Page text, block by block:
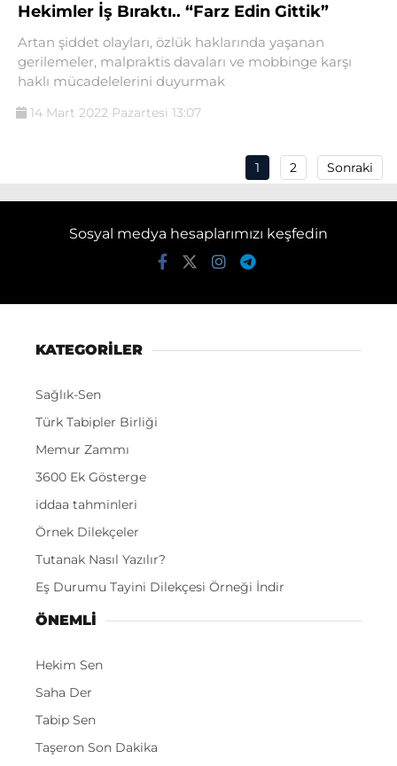
Hekimler İş Bıraktı.. “Farz Edin Gittik”
Artan şiddet olayları, özlük haklarında yaşanan
gerilemeler, malpraktis davaları ve mobbinge karşı
haklı mücadelelerini duyurmak
14 Mart 2022 Pazartesi 13:07
1 2 Sonraki
Sosyal medya hesaplarımızı keşfedin
KATEGORİLER
Sağlık-Sen
Türk Tabipler Birliği
Memur Zammı
3600 Ek Gösterge
iddaa tahminleri
Örnek Dilekçeler
Tutanak Nasıl Yazılır?
Eş Durumu Tayini Dilekçesi Örneği İndir
ÖNEMLI
Hekim Sen
Saha Der
Tabip Sen
Taşeron Son Dakika